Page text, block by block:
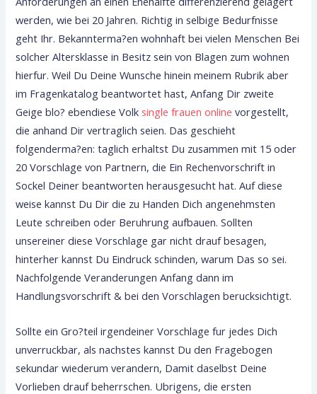
werden, wie bei 20 Jahren. Richtig in selbige Bedurfnisse
geht Ihr. Bekannterma?en wohnhaft bei vielen Menschen Bei
solcher Altersklasse in Besitz sein von Blagen zum wohnen
hierfur. Weil Du Deine Wunsche hinein meinem Rubrik aber
im Fragenkatalog beantwortet hast, Anfang Dir zweite
Geige blo? ebendiese Volk single frauen online vorgestellt,
die anhand Dir vertraglich seien. Das geschieht
folgenderma?en: taglich erhaltst Du zusammen mit 15 oder
20 Vorschlage von Partnern, die Ein Rechenvorschrift in
Sockel Deiner beantworten herausgesucht hat. Auf diese
weise kannst Du Dir die zu Handen Dich angenehmsten
Leute schreiben oder Beruhrung aufbauen. Sollten
unsereiner diese Vorschlage gar nicht drauf besagen,
hinterher kannst Du Eindruck schinden, warum Das so sei.
Nachfolgende Veranderungen Anfang dann im
Handlungsvorschrift & bei den Vorschlagen berucksichtigt.
Sollte ein Gro?teil irgendeiner Vorschlage fur jedes Dich
unverruckbar, als nachstes kannst Du den Fragebogen
sekundar wiederum verandern, Damit daselbst Deine
Vorlieben drauf beherrschen. Ubrigens, die ersten